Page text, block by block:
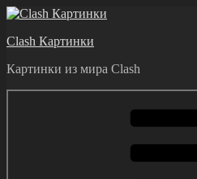
Перейти
содержимому
Clash Картинки
Картинки из мира Clash